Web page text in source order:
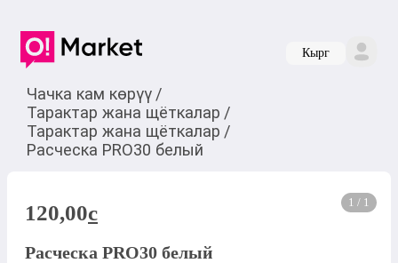
Кырг
Чачка кам көрүү /
Тарактар жана щёткалар /
Тарактар жана щёткалар /
Расческа РRO30 белый
1 / 1
120,00c
Расческа РRO30 белый